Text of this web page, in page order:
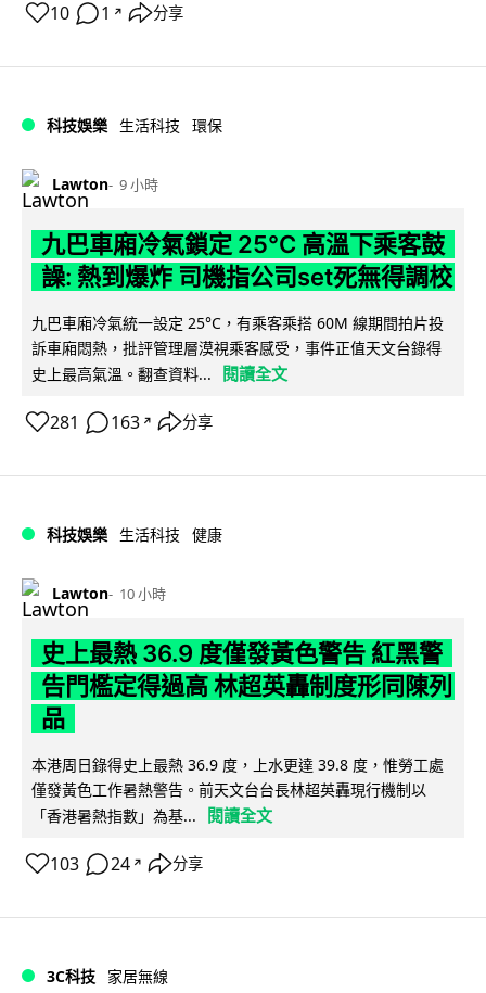
10 1 ↗ 分享
科技娛樂 生活科技 環保
Lawton 9 小時
九巴車廂冷氣鎖定 25°C 高溫下乘客鼓
譟: 熱到爆炸 司機指公司set死無得調校
九巴車廂冷氣統一設定 25°C，有乘客乘搭 60M 線期間拍片投
訴車廂悶熱，批評管理層漠視乘客感受，事件正值天文台錄得
史上最高氣溫。翻查資料...
閱讀全文
281 163 ↗ 分享
科技娛樂 生活科技 健康
Lawton 10 小時
史上最熱 36.9 度僅發黃色警告 紅黑警
告門檻定得過高 林超英轟制度形同陳列
品
本港周日錄得史上最熱 36.9 度，上水更達 39.8 度，惟勞工處
僅發黃色工作暑熱警告。前天文台台長林超英轟現行機制以
「香港暑熱指數」為基...
閱讀全文
103 24 ↗ 分享
3C科技 家居無線